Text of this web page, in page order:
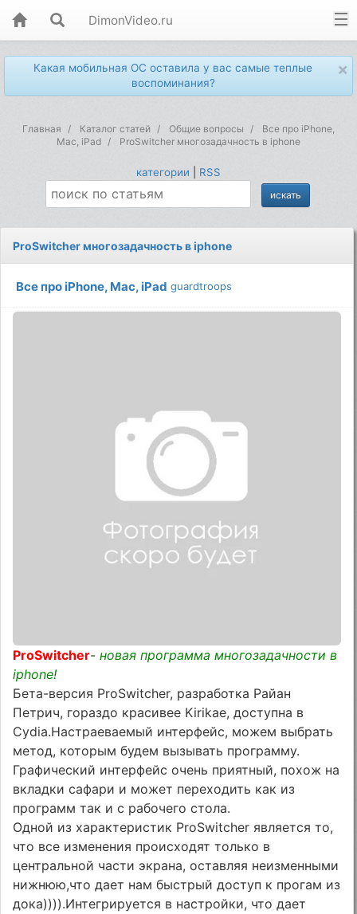
DimonVideo.ru
×
Какая мобильная ОС оставила у вас самые теплые
воспоминания?
Главная Каталог статей Общие вопросы
Все про iPhone,
Mac, iPad
ProSwitcher многозадачность в iphone
категории RSS
ProSwitcher многозадачность в iphone
Все про iPhone, Mac, iPad guardtroops
ProSwitcher- новая программа многозадачности в
iphone!
Бета-версия ProSwitcher, разработка Райан
Петрич, гораздо красивее Kirikae, доступна в
Cydia.Настраеваемый интерфейс, можем выбрать
метод, которым будем вызывать программу.
Графический интерфейс очень приятный, похож на
вкладки сафари и может переходить как из
программ так и с рабочего стола.
Одной из характеристик ProSwitcher является то,
что все изменения происходят только в
центральной части экрана, оставляя неизменными
нижнюю,что дает нам быстрый доступ к прогам из
дока)))).Интегрируется в настройки, что дает